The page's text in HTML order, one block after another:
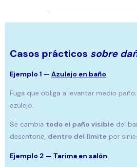
Casos prácticos sobre
Ejemplo 1 — Azulejo en baño
Fuga que obliga a levantar medio
azulejo.
Se cambia todo el paño visible del
desentone, dentro del límite por
Ejemplo 2 — Tarima en salón